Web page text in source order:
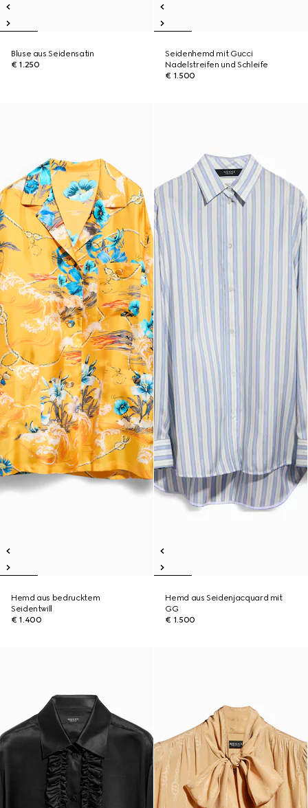
Bluse aus Seidensatin
€ 1.250
Seidenhemd mit Gucci
Nadelstreifen und Schleife
€ 1.500
Hemd aus bedrucktem
Seidentwill
€ 1.400
Hemd aus Seidenjacquard mit
GG
€ 1.500